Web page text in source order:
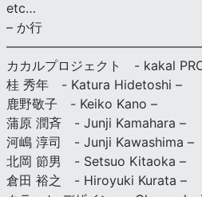
etc…
– か行
カカルプロジェクト - kakal
桂 秀年 - Katura Hidetoshi –
鹿野敬子 - Keiko Kano –
蒲原 潤斉 - Junji Kamahara –
河嶋 淳司 - Junji Kawashima –
北岡 節男 - Setsuo Kitaoka –
倉田 裕之 - Hiroyuki Kurata –